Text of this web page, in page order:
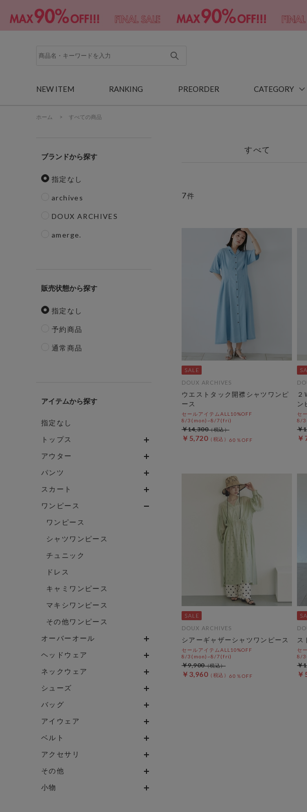
NEW ITEM RANKING PREORDER CATEGORY
ホーム > すべての商品
ブランド
指定なし
archives
DOUX ARCHIVES
amerge.
販売状態
指定なし
予約商品
通常商品
アイテム
指定なし
トップス
アウター
パンツ
スカート
ワンピース
ワンピース
シャツワンピース
チュニック
ドレス
キャミワンピース
マキシワンピース
その他ワンピース
オーバーオール
ヘッドウェア
ネックウェア
シューズ
バッグ
アイウェア
ベルト
アクセサリ
その他
小物
すべて
7件
DOUX ARCHIVES
ウエストタック開襟シャツワンピ
ース
セールアイテムALL10%OFF
8/3(mon)~8/7(fri)
￥5,720 60％OFF
￥14,300
ン
セ
8/
￥
￥
DOUX ARCHIVES
シアーギャザーシャツワンピース
セールアイテムALL10%OFF
8/3(mon)~8/7(fri)
￥3,960 60％OFF
￥9,900
ス
セ
8/
￥
￥